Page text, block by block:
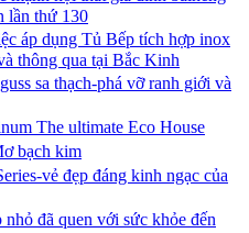
lần thứ 130
áp dụng Tủ Bếp tích hợp inox
thông qua tại Bắc Kinh
sa thạch-phá vỡ ranh giới và
The ultimate Eco House
bạch kim
vẻ đẹp đáng kinh ngạc của
đã quen với sức khỏe đến